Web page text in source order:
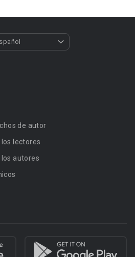
de autor
lectores
autores